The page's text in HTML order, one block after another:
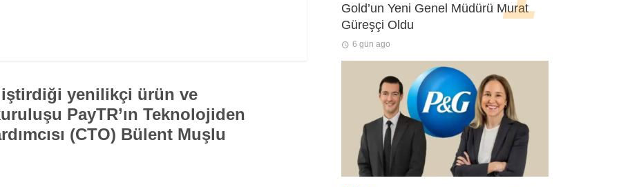
yenilikçi ürün ve
PayTR’ın Teknolojiden
(CTO) Bülent Muşlu
Gold’un Yeni Genel Müdürü Murat
Güreşçi Oldu
6 gün ago